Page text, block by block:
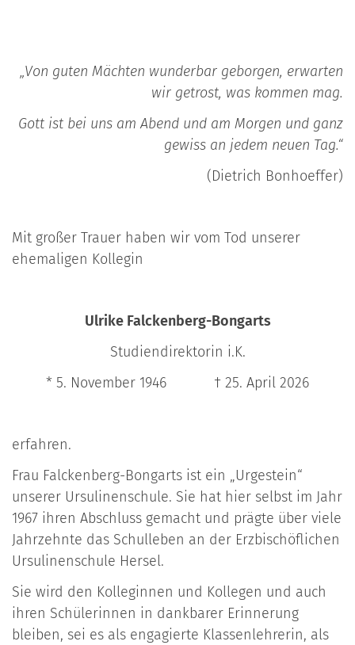
„Von guten Mächten wunderbar gebor­gen, erwarten
wir getrost, was kommen mag.
Gott ist bei uns am Abend und am Mor­gen und ganz
gewiss an jedem neuen Tag.“
(Dietrich Bonhoeffer)
Mit großer Trauer haben wir vom Tod unserer
ehemaligen Kollegin
Ulrike Falckenberg-Bongarts
Studiendirektorin i.K.
* 5. November 1946 † 25. April 2026
erfahren.
Frau Falckenberg-Bongarts ist ein „Urgestein“
unserer Ursulinenschule. Sie hat hier selbst im Jahr
1967 ihren Abschluss gemacht und prägte über viele
Jahrzehnte das Schulleben an der Erzbischöflichen
Ursulinenschule Hersel.
Sie wird den Kolleginnen und Kollegen und auch
ihren Schülerinnen in dankbarer Er­innerung
bleiben, sei es als engagierte Klassenlehrerin, als